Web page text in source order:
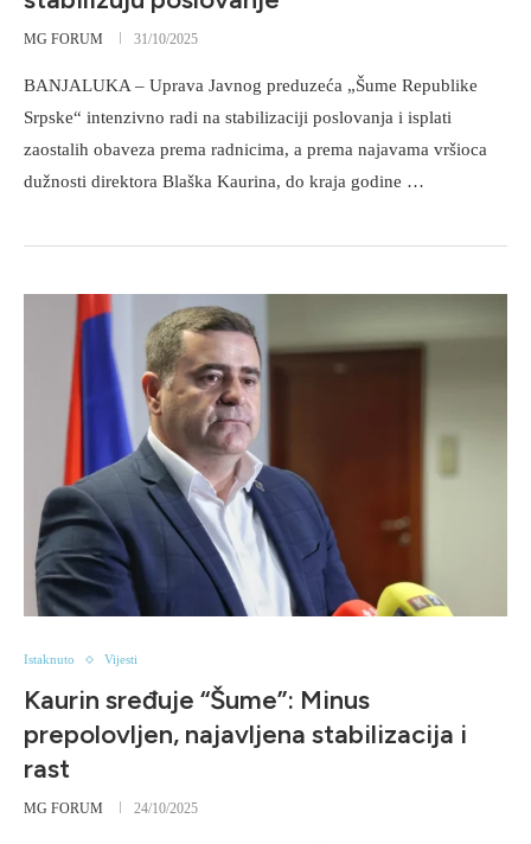
MG FORUM 31/10/2025
BANJALUKA – Uprava Javnog preduzeća „Šume Republike
Srpske“ intenzivno radi na stabilizaciji poslovanja i isplati
zaostalih obaveza prema radnicima, a prema najavama vršioca
dužnosti direktora Blaška Kaurina, do kraja godine …
Istaknuto Vijesti
Kaurin sređuje “Šume”: Minus
prepolovljen, najavljena stabilizacija i
rast
MG FORUM 24/10/2025